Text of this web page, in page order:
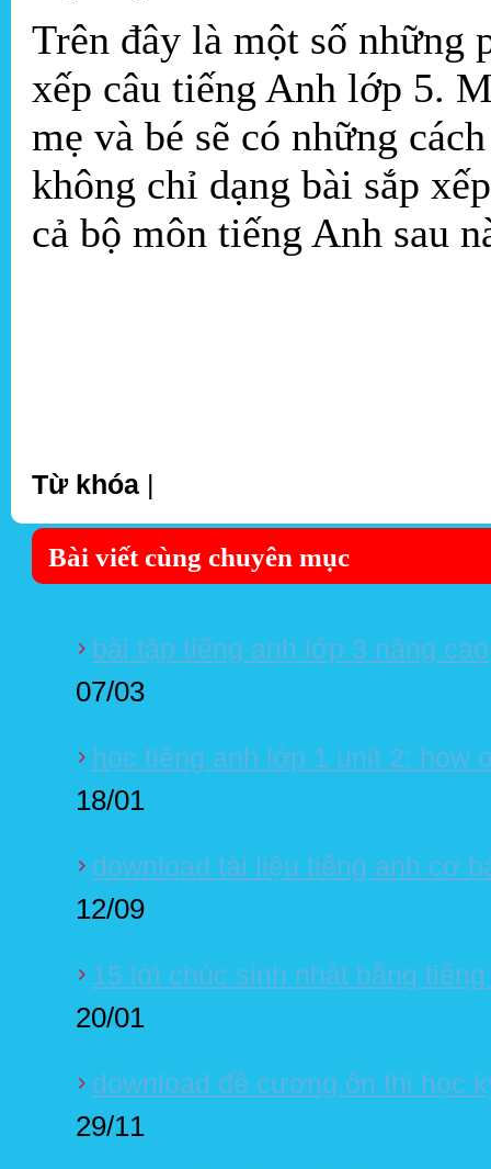
Trên đây là một số những
xếp câu tiếng Anh lớp 5.
mẹ và bé sẽ có những
không chỉ dạng bài sắp
cả bộ môn tiếng Anh sau
Từ khóa |
Bài viết cùng chuyên mục
bài tập tiếng anh lớp 3 nâng cao
07/03
học tiếng anh lớp 1 unit 2: how
18/01
download tài liệu tiếng anh cơ
12/09
15 lời chúc sinh nhật bằng
20/01
download đề cương ôn thi học
29/11